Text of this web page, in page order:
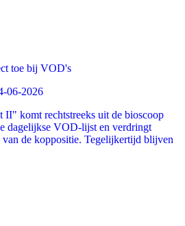
toe bij VOD's
06-2026
komt rechtstreeks uit de bioscoop
dagelijkse VOD-lijst en verdringt
de koppositie. Tegelijkertijd blijven